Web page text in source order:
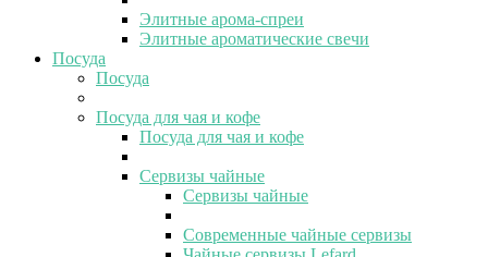
Элитные арома-спреи
Элитные ароматические свечи
Посуда
Посуда
Посуда для чая и кофе
Посуда для чая и кофе
Сервизы чайные
Сервизы чайные
Современные чайные сервизы